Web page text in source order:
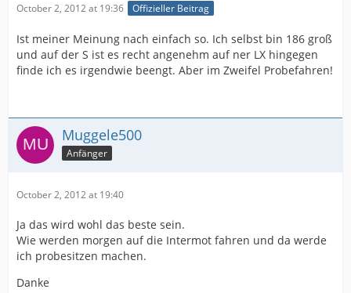
October 2, 2012 at 19:36 Offizieller Beitrag
Ist meiner Meinung nach einfach so. Ich selbst bin 186 groß
und auf der S ist es recht angenehm auf ner LX hingegen
finde ich es irgendwie beengt. Aber im Zweifel Probefahren!
Muggele500
Anfänger
October 2, 2012 at 19:40
Ja das wird wohl das beste sein.
Wie werden morgen auf die Intermot fahren und da werde
ich probesitzen machen.
Danke